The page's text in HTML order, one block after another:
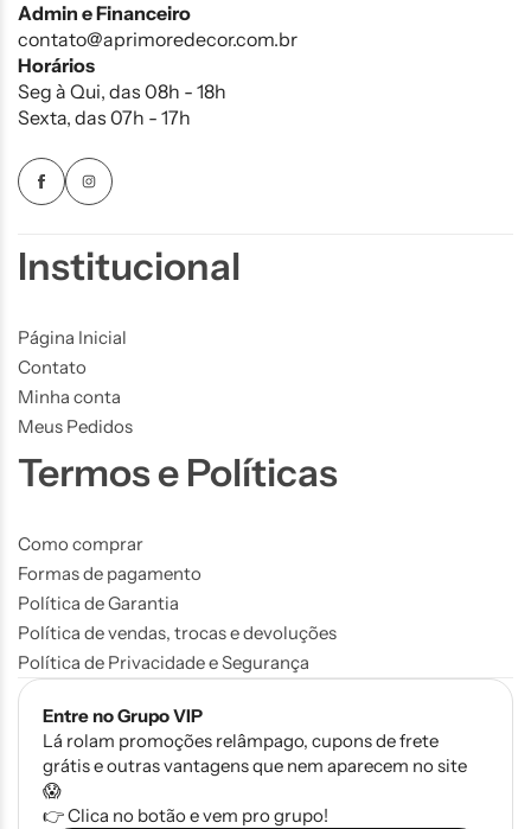
Admin e Financeiro
contato@aprimoredecor.com.br
Horários
Seg à Qui, das 08h - 18h
Sexta, das 07h - 17h
Institucional
Página Inicial
Contato
Minha conta
Meus Pedidos
Termos e Políticas
Como comprar
Formas de pagamento
Política de Garantia
Política de vendas, trocas e devoluções
Política de Privacidade e Segurança
Entre no Grupo VIP
Lá rolam promoções relâmpago, cupons de frete
grátis e outras vantagens que nem aparecem no site
😱
👉 Clica no botão e vem pro grupo!